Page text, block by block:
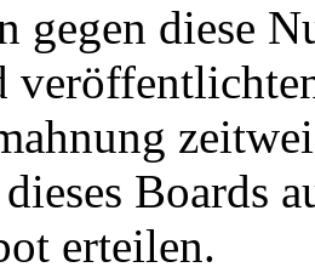
gegen diese
Boards
erteilen.